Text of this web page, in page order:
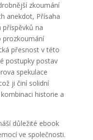
zkoumání
anekdot, Přísaha
příspěvků na
prozkoumání
přesnost v této
postupky postav
spekulace
ji činí solidní
historie a
důležité ebook
ve společnosti.